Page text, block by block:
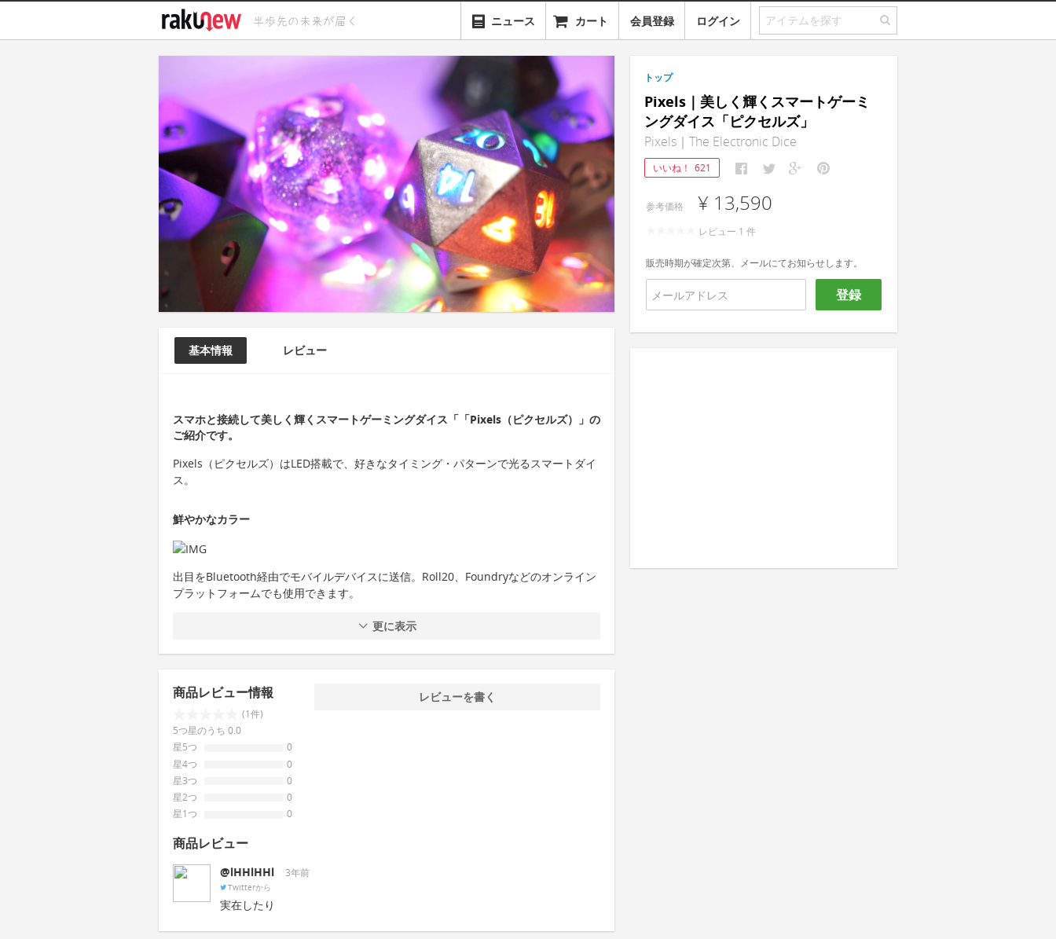
ニュース カート 会員登録 ログイン
基本情報 レビュー
スマホと接続して美しく輝くスマートゲーミングダイス「「Pixels（ピクセルズ）」の
ご紹介です。
Pixels（ピクセルズ）はLED搭載で、好きなタイミング・パターンで光るスマートダイ
ス。
鮮やかなカラー
出目をBluetooth経由でモバイルデバイスに送信。Roll20、Foundryなどのオンライン
プラットフォームでも使用できます。
更に表示
商品レビュー情報
(1件)
5つ星のうち 0.0
星5つ
0
星4つ
0
星3つ
0
星2つ
0
星1つ
0
レビューを書く
商品レビュー
@lHHlHHl 3年前
Twitterから
実在したり
トップ
Pixels｜美しく輝くスマートゲーミ
ングダイス「ピクセルズ」
Pixels｜The Electronic Dice
いいね！ 621
参考価格 ¥ 13,590
レビュー 1 件
販売時期が確定次第、メールにてお知らせします。
登録